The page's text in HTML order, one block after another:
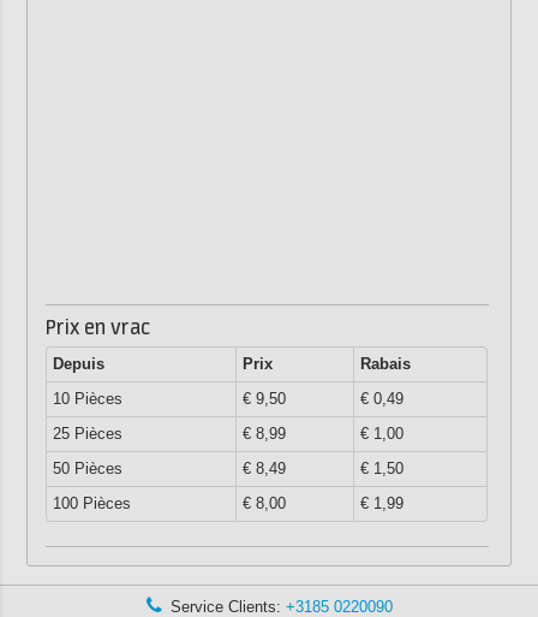
Prix en vrac
Depuis Prix
Rabais
10 Pièces
€ 9,50
€ 0,49
25 Pièces
€ 8,99
€ 1,00
50 Pièces
€ 8,49
€ 1,50
100 Pièces
€ 8,00 € 1,99
Service Clients: +3185 0220090